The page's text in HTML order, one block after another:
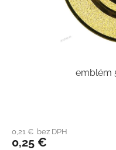
emblém
0,21 € bez DPH
0,25 €